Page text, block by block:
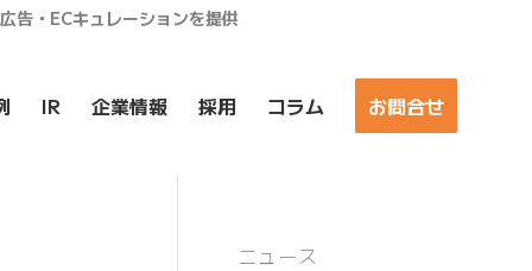
告・ECキュレーションを提供
IR 企業情報 採用 コラム お問合せ
ニュース